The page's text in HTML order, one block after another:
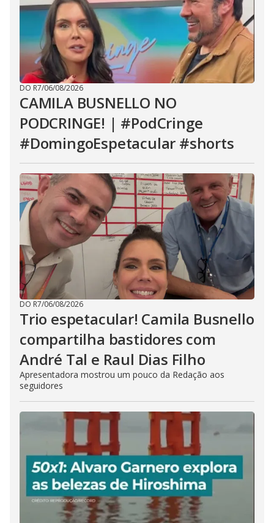
DO R7/06/08/2026
CAMILA BUSNELLO NO
PODCRINGE! | #PodCringe
#DomingoEspetacular #shorts
DO R7/06/08/2026
Trio espetacular! Camila Busnello
compartilha bastidores com
André Tal e Raul Dias Filho
Apresentadora mostrou um pouco da Redação aos
seguidores